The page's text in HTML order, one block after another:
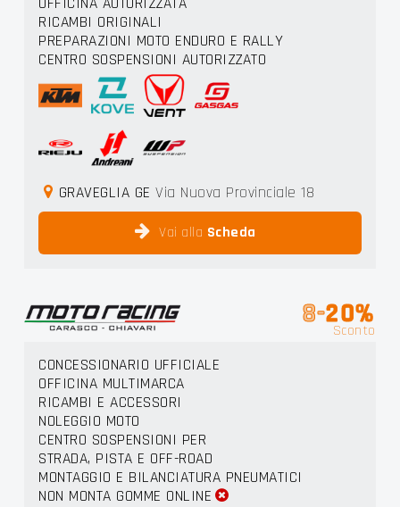
RICAMBI ORIGINALI
PREPARAZIONI MOTO ENDURO E RALLY
CENTRO SOSPENSIONI AUTORIZZATO
GRAVEGLIA GE Via Nuova Provinciale 18
Vai alla Scheda
8-20%
Sconto
CONCESSIONARIO UFFICIALE
OFFICINA MULTIMARCA
RICAMBI E ACCESSORI
NOLEGGIO MOTO
CENTRO SOSPENSIONI PER
STRADA, PISTA E OFF-ROAD
MONTAGGIO E BILANCIATURA PNEUMATICI
NON MONTA GOMME ONLINE